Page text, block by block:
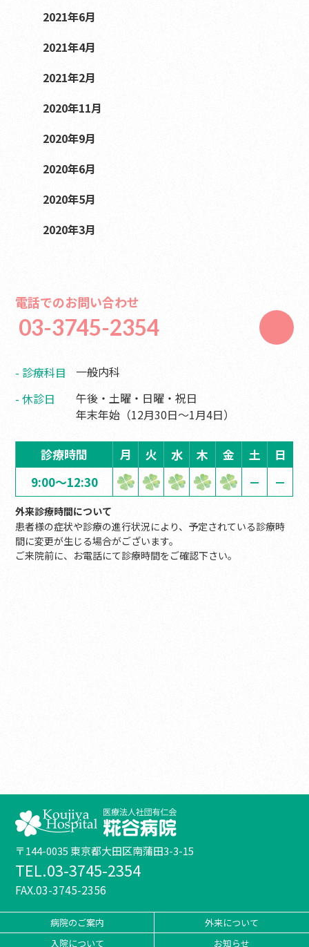
2021年6月
2021年4月
2021年2月
2020年11月
2020年9月
2020年6月
2020年5月
2020年3月
電話でのお問い合わせ
03-3745-2354
診療科目
一般内科
休診日
午後・土曜・日曜・祝日
年末年始（12月30日〜1月4日）
診療時間 月 火 水 木 金 土
日
9:00～12:30
－ －
外来診療時間について
患者様の症状や診療の進行状況により、予定されている診療時
間に変更が生じる場合がございます。
ご来院前に、お電話にて診療時間をご確認下さい。
〒144-0035 東京都大田区南蒲田3-3-15
TEL.03-3745-2354
FAX.03-3745-2356
病院のご案内
外来について
入院について
お知らせ